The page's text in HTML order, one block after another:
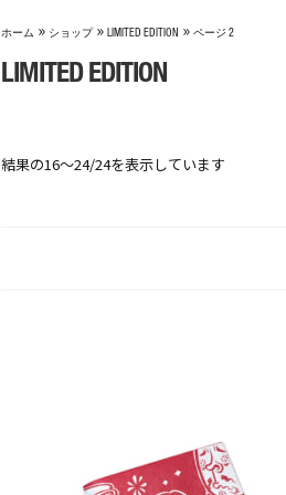
ホーム » ショップ» LIMITED EDITION » ページ 2
LIMITED EDITION
結果の16～24/24を表示しています